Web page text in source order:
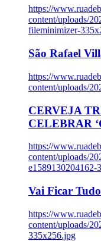
https://
content/uploads/
fileminimizer-
São Rafael
https://
content/uploads/
CERVEJA
CELEBRAR
https://
content/uploads/
e1589130204162-
Vai Ficar
https://
content/uploads/
335x256.jpg